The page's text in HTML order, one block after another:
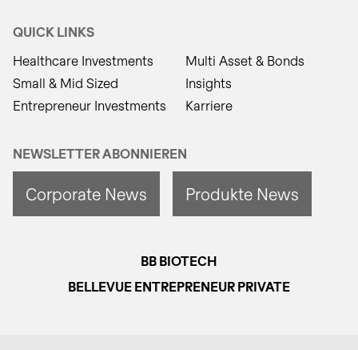
QUICK LINKS
Healthcare Investments
Small & Mid Sized
Entrepreneur Investments
Multi Asset & Bonds
Insights
Karriere
NEWSLETTER ABONNIEREN
Corporate News Produkte News
BB BIOTECH
BELLEVUE ENTREPRENEUR PRIVATE